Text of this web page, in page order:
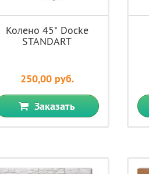
Колено 45˚ Docke
STANDART
250,00 руб.
Заказать